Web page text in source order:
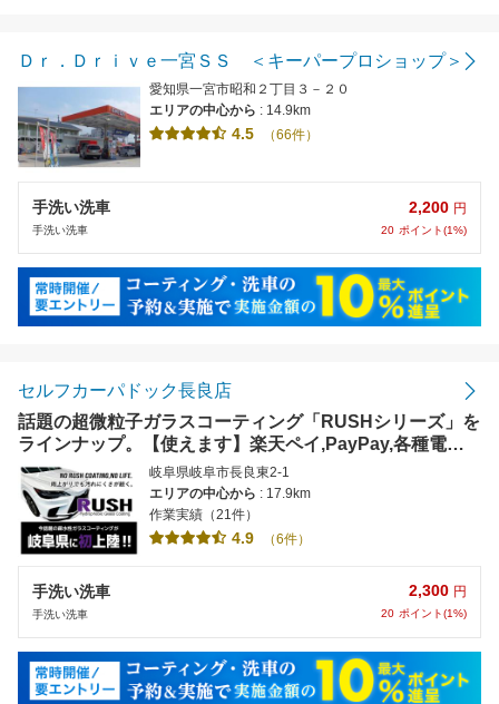
Ｄｒ．Ｄｒｉｖｅ一宮ＳＳ ＜キーパープロショップ＞
愛知県一宮市昭和２丁目３－２０
エリアの中心から : 14.9km
4.5 （66件）
手洗い洗車
手洗い洗車
2,200 円
20 ポイント(1%)
セルフカーパドック長良店
話題の超微粒子ガラスコーティング「RUSHシリーズ」を
ラインナップ。【使えます】楽天ペイ,PayPay,各種電子
マネー
岐阜県岐阜市長良東2-1
エリアの中心から : 17.9km
作業実績（21件）
4.9 （6件）
手洗い洗車
手洗い洗車
2,300 円
20 ポイント(1%)